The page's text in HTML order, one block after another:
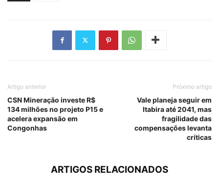
Artigo anterior
CSN Mineração investe R$
134 milhões no projeto P15 e
acelera expansão em
Congonhas
Próximo artigo
Vale planeja seguir em
Itabira até 2041, mas
fragilidade das
compensações levanta
críticas
ARTIGOS RELACIONADOS